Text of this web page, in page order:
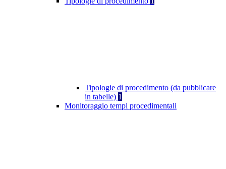
Tipologie di procedimento (da pubblicare
in tabelle) 1
Monitoraggio tempi procedimentali